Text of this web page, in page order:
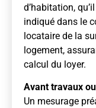
d’habitation,
indiqué dans le
locataire de la
logement,
calcul du loyer.
Avant travaux
Un mesurage